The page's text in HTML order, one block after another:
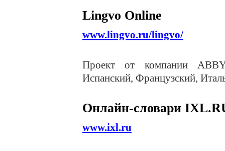
Lingvo Online
www.lingvo.ru/lingvo/
Проект от компании
Испанский, Французский,
Онлайн-словари
www.ixl.ru